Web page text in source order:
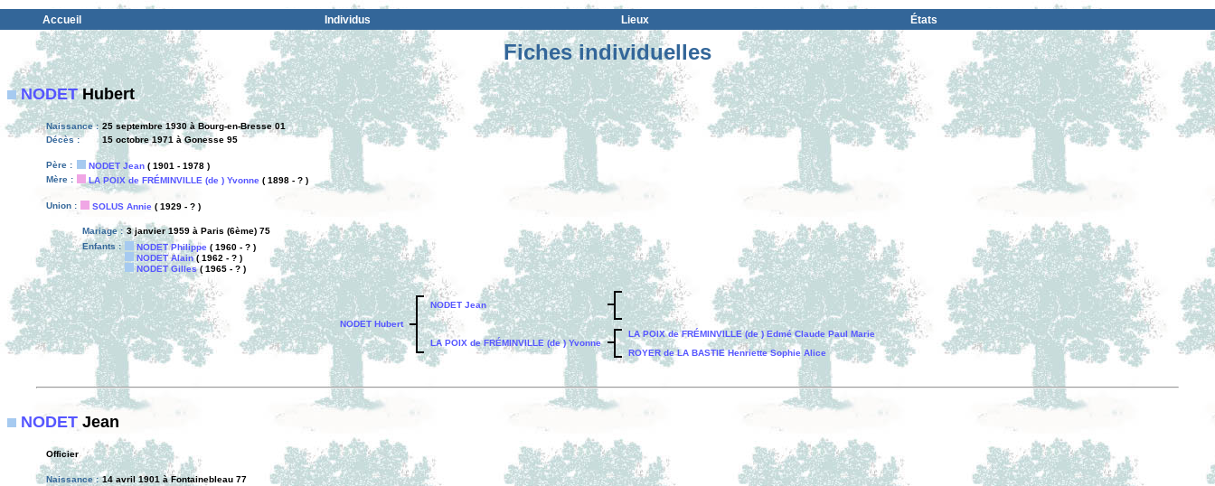
Accueil Individus Lieux États
Fiches individuelles
NODETHubert
Naissance : 25 septembre 1930 à Bourg-en-Bresse 01
Décès :
15 octobre 1971 à Gonesse 95
Père : NODET Jean ( 1901 - 1978 )
Mère :
LA POIX de FRÉMINVILLE (de ) Yvonne ( 1898 - ? )
Union : SOLUS Annie ( 1929 - ? )
Mariage : 3 janvier 1959 à Paris (6ème) 75
Enfants :
NODET Philippe ( 1960 - ? )
NODET Alain( 1962 - ? )
NODET Gilles( 1965 - ? )
NODET Hubert
NODET Jean
LA POIX de FRÉMINVILLE (de ) Yvonne
LA POIX de FRÉMINVILLE (de ) Edmé Claude Paul Marie
ROYER de LA BASTIE Henriette Sophie Alice
NODET Jean
Officier
Naissance : 14 avril 1901 à Fontainebleau 77